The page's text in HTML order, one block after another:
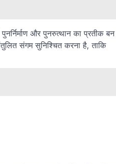
और पुनरुत्थान का प्रतीक बन
संगम सुनिश्चित करना है, ताकि